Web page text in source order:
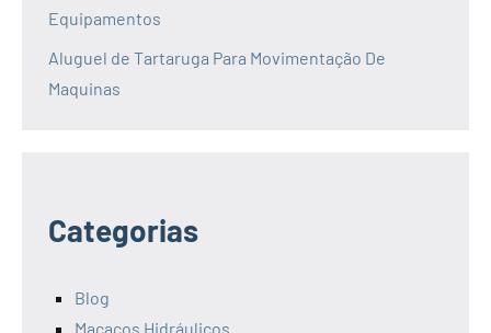
Equipamentos
Aluguel de Tartaruga Para Movimentação De
Maquinas
Categorias
Blog
Macacos Hidráulicos